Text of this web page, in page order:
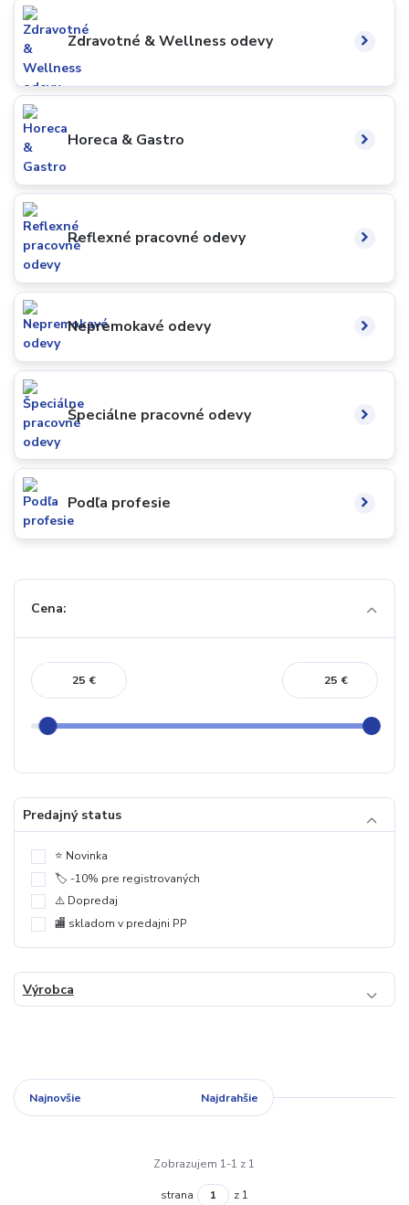
Zdravotné & Wellness odevy
Horeca & Gastro
Reflexné pracovné odevy
Nepremokavé odevy
Špeciálne pracovné odevy
Podľa profesie
Cena:
€ €
Predajný status
⭐️ Novinka
🏷️ -10% pre registrovaných
⚠️ Dopredaj
🏬 skladom v predajni PP
Výrobca
Najnovšie Najdrahšie
Zobrazujem 1-1 z 1
strana z 1